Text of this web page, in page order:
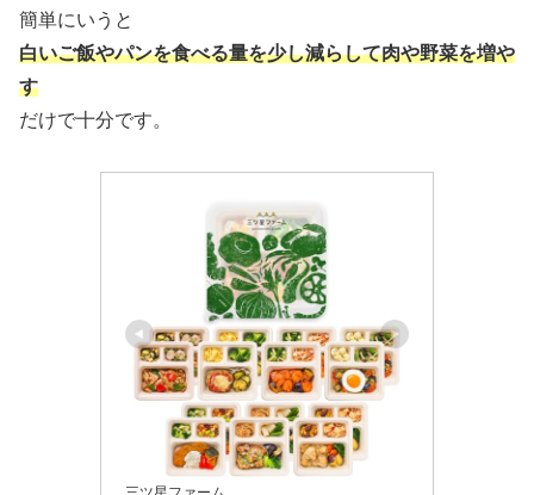
簡単にいうと
白いご飯やパンを食べる量を少し減らして肉や野菜を増や
す
だけで十分です。